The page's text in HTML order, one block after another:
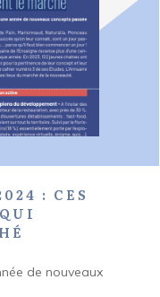
: CES
de nouveaux